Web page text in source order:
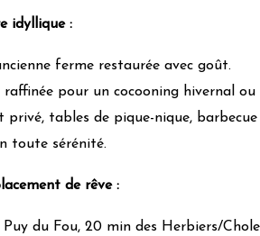
prêt/location de vélo
éco-responsables
Mousseur d’économie d’eau
idyllique :
ferme restaurée avec goût.
raffinée pour un cocooning hivernal
privé, tables de pique-nique,
toute sérénité.
de rêve :
du Fou, 20 min des Herbiers/